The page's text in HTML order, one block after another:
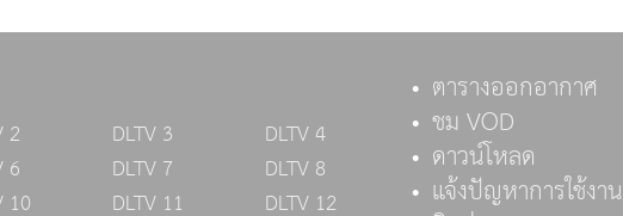
2 DLTV 3
DLTV 4
6 DLTV 7
DLTV 8
10 DLTV 11 DLTV 12
ตารางออกอากาศ
ชม VOD
ดาวน์โหลด
แจ้งปัญหาการใช้งาน